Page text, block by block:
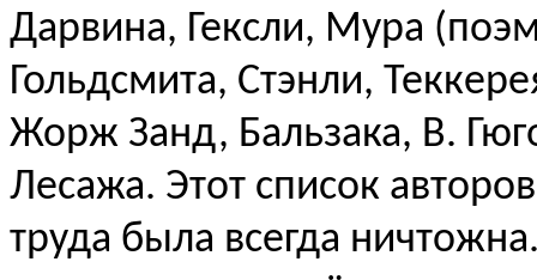
Дарвина, Гексли, Мура
Гольдсмита, Стэнли,
Жорж Занд, Бальзака, В.
Лесажа. Этот список
труда была всегда